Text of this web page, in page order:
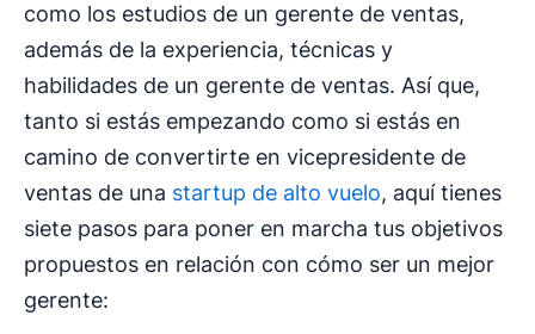
como los estudios de un gerente de ventas,
además de la experiencia, técnicas y
habilidades de un gerente de ventas. Así que,
tanto si estás empezando como si estás en
camino de convertirte en vicepresidente de
ventas de una startup de alto vuelo, aquí tienes
siete pasos para poner en marcha tus objetivos
propuestos en relación con cómo ser un mejor
gerente: